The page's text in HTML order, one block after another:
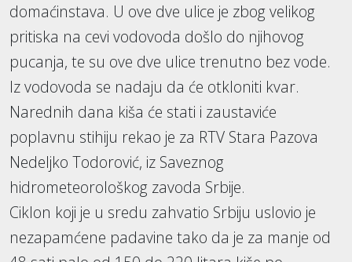
domaćinstava. U ove dve ulice je zbog velikog
pritiska na cevi vodovoda došlo do njihovog
pucanja, te su ove dve ulice trenutno bez vode.
Iz vodovoda se nadaju da će otkloniti kvar.
Narednih dana kiša će stati i zaustaviće
poplavnu stihiju rekao je za RTV Stara Pazova
Nedeljko Todorović, iz Saveznog
hidrometeorološkog zavoda Srbije.
Ciklon koji je u sredu zahvatio Srbiju uslovio je
nezapamćene padavine tako da je za manje od